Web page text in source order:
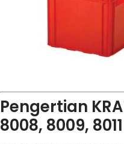
Pengertian
8008, 8009, 8011